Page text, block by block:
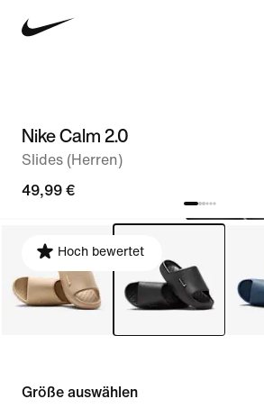
Nike Calm 2.0
Slides (Herren)
49,99 €
Hoch bewertet
Größe auswählen